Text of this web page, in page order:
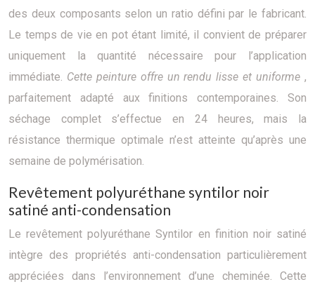
des deux composants selon un ratio défini par le fabricant.
Le temps de vie en pot étant limité, il convient de préparer
uniquement la quantité nécessaire pour l’application
immédiate. Cette peinture offre un rendu lisse et uniforme,
parfaitement adapté aux finitions contemporaines. Son
séchage complet s’effectue en 24 heures, mais la
résistance thermique optimale n’est atteinte qu’après une
semaine de polymérisation.
Revêtement polyuréthane syntilor noir
satiné anti-condensation
Le revêtement polyuréthane Syntilor en finition noir satiné
intègre des propriétés anti-condensation particulièrement
appréciées dans l’environnement d’une cheminée. Cette